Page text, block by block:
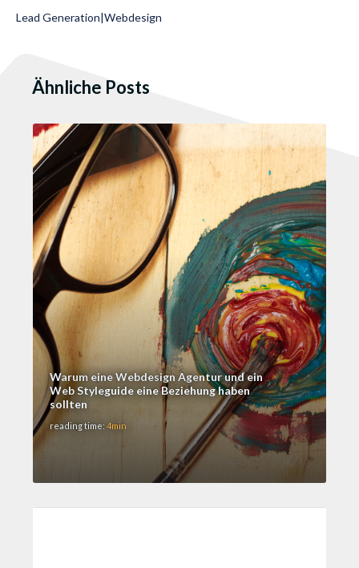
Lead Generation|Webdesign
Ähnliche Posts
Warum eine Webdesign Agentur und ein
Web Styleguide eine Beziehung haben
sollten
reading time: 4min